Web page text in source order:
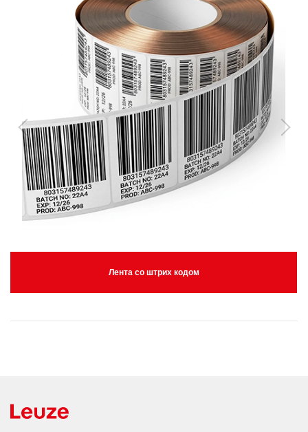
Лента со штрих кодом